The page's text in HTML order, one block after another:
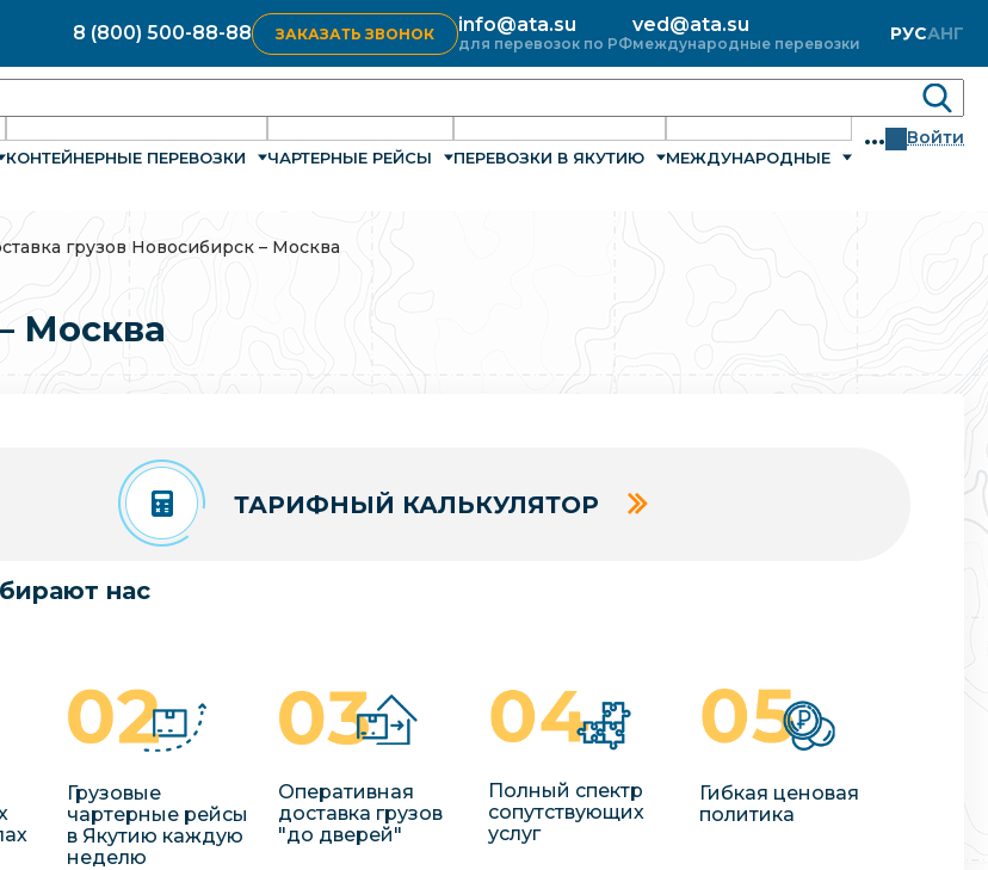
8 (800) 500-88-88 ЗАКАЗАТЬ ЗВОНОК info@ata.su
для перевозок по РФ
ved@ata.su
международные перевозки РУСАНГ
КОНТЕЙНЕРНЫЕ ПЕРЕВОЗКИ ЧАРТЕРНЫЕ РЕЙСЫ ПЕРЕВОЗКИ В ЯКУТИЮ МЕЖДУНАРОДНЫЕ
... Войти
грузов Новосибирск – Москва
Москва
ТАРИФНЫЙ КАЛЬКУЛЯТОР
нас
Грузовые
чартерные рейсы
в Якутию каждую
неделю
Оперативная
доставка грузов
"до дверей"
Полный спектр
сопутствующих
услуг
Гибкая ценовая
политика